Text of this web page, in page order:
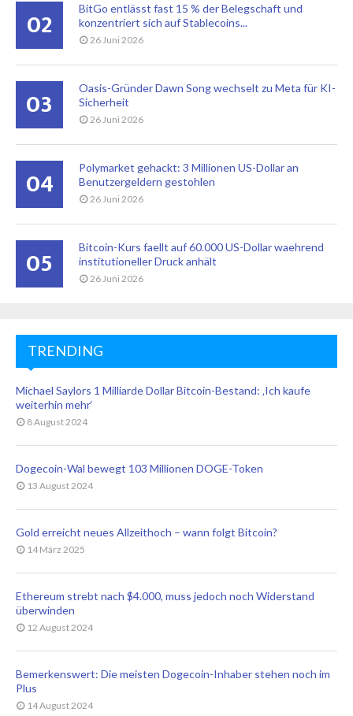
02
BitGo entlässt fast 15 % der Belegschaft und
konzentriert sich auf Stablecoins...
26 Juni 2026
03
Oasis-Gründer Dawn Song wechselt zu Meta für KI-
Sicherheit
26 Juni 2026
04
Polymarket gehackt: 3 Millionen US-Dollar an
Benutzergeldern gestohlen
26 Juni 2026
05
Bitcoin-Kurs faellt auf 60.000 US-Dollar waehrend
institutioneller Druck anhält
26 Juni 2026
TRENDING
Michael Saylors 1 Milliarde Dollar Bitcoin-Bestand: ‚Ich kaufe
weiterhin mehr‘
8 August 2024
Dogecoin-Wal bewegt 103 Millionen DOGE-Token
13 August 2024
Gold erreicht neues Allzeithoch – wann folgt Bitcoin?
14 März 2025
Ethereum strebt nach $4.000, muss jedoch noch Widerstand
überwinden
12 August 2024
Bemerkenswert: Die meisten Dogecoin-Inhaber stehen noch im
Plus
14 August 2024